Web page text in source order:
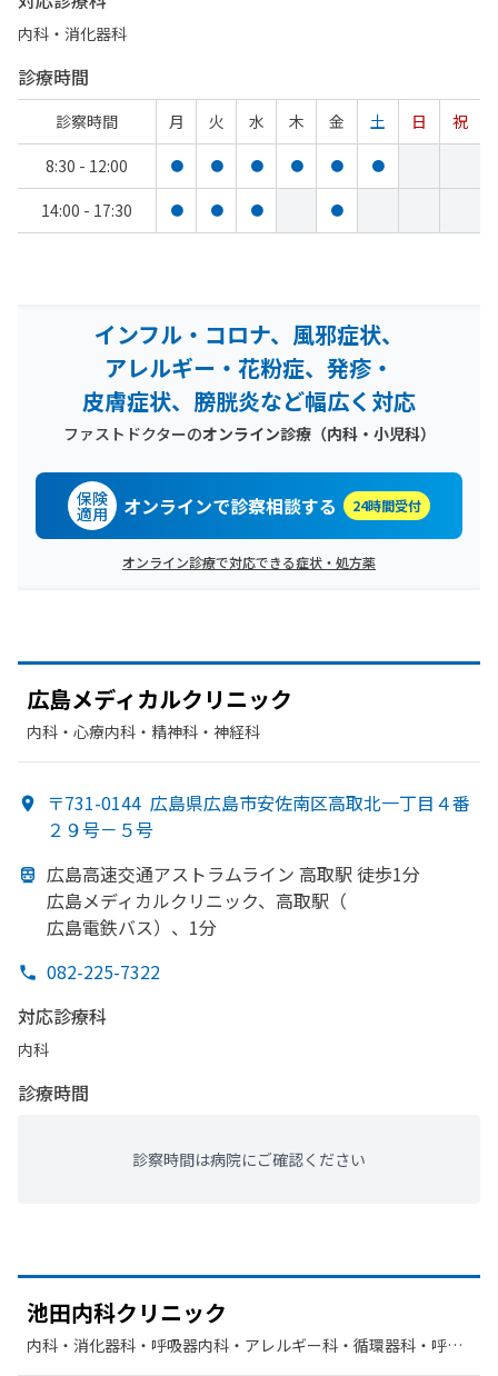
内科・​消化器科
診療時間
診察時間 月 火 水 木 金 土 日
祝
8:30 - 12:00
● ● ● ● ● ●
14:00 - 17:30 ● ● ● ●
インフル・コロナ、風邪症状、
アレルギー・花粉症、発疹・
皮膚症状、膀胱炎など幅広く対応
ファストドクターのオンライン診療（内科・小児科）
保険
適用 オンラインで診察相談する 24時間受付
オンライン診療で対応できる症状・処方薬
広島メディカルクリニック
内科・​心療内科・​精神科・神経科
〒731-0144 広島県広島市安佐南区高取北一丁目４番
２９号－５号
広島高速交通アストラムライン 高取駅 徒歩1分
広島メディカルクリニック、 高取駅 （
広島電鉄バス）、 1分
082-225-7322
対応診療科
内科
診療時間
診察時間は病院にご確認ください
池田内科クリニック
内科・​消化器科・​呼吸器内科・​アレルギー科・​循環器科・​呼吸